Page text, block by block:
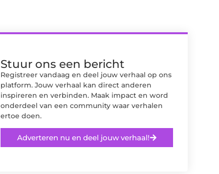
Stuur ons een bericht
Registreer vandaag en deel jouw verhaal op ons
platform. Jouw verhaal kan direct anderen
inspireren en verbinden. Maak impact en word
onderdeel van een community waar verhalen
ertoe doen.
Adverteren nu en deel jouw verhaal!